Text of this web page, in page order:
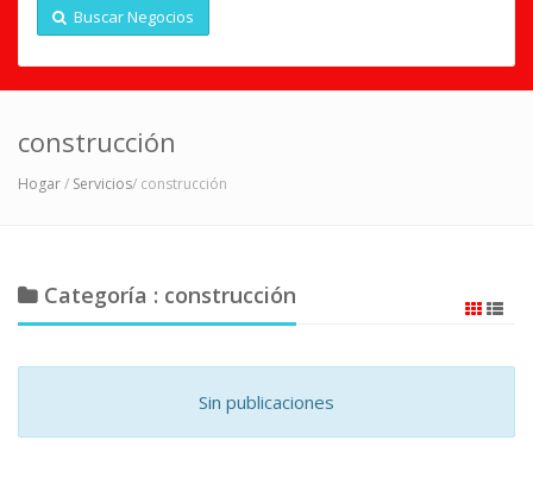
Buscar Negocios
construcción
Hogar/ Servicios/ construcción
Categoría : construcción
Sin publicaciones